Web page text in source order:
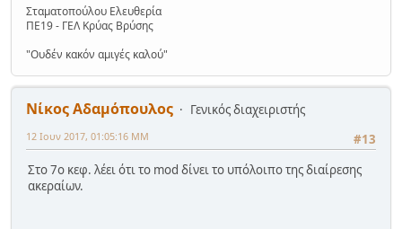
Σταματοπούλου Ελευθερία
ΠΕ19 - ΓΕΛ Κρύας Βρύσης
"Ουδέν κακόν αμιγές καλού"
Νίκος Αδαμόπουλος
Γενικός διαχειριστής
#13
12 Ιουν 2017, 01:05:16 ΜΜ
Στο 7ο κεφ. λέει ότι το mod δίνει το υπόλοιπο της διαίρεσης
ακεραίων.